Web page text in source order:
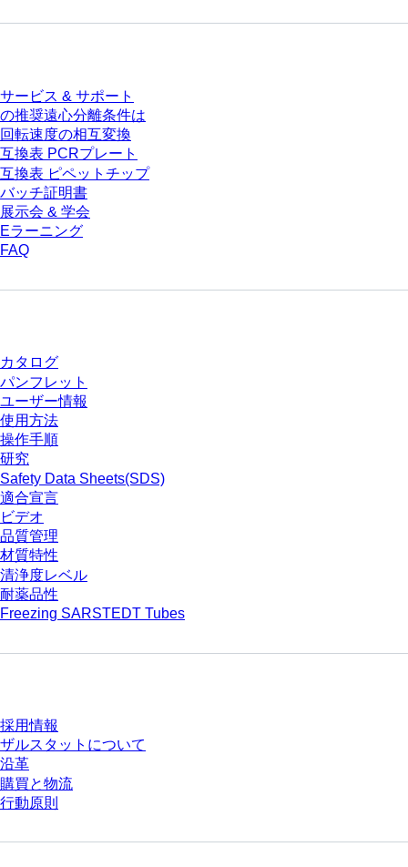
サービス & サポート
の推奨遠心分離条件は
回転速度の相互変換
互換表 PCRプレート
互換表 ピペットチップ
バッチ証明書
展示会 & 学会
Eラーニング
FAQ
カタログ
パンフレット
ユーザー情報
使用方法
操作手順
研究
Safety Data Sheets(SDS)
適合宣言
ビデオ
品質管理
材質特性
清浄度レベル
耐薬品性
Freezing SARSTEDT Tubes
採用情報
ザルスタットについて
沿革
購買と物流
行動原則